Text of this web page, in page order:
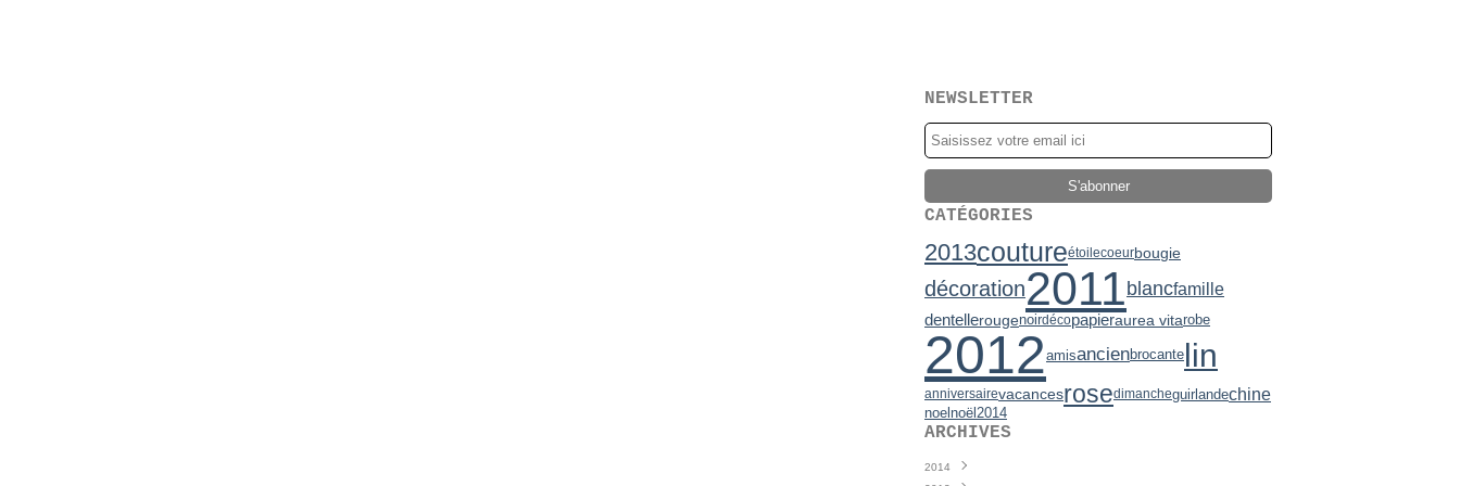
NEWSLETTER
CATÉGORIES
2013coutureétoilecoeurbougie
décoration2011 blancfamille
dentellerougenoirdécopapieraurea vitarobe
2012amisancienbrocantelin
anniversairevacancesrosedimancheguirlandechine
noel noël 2014
ARCHIVES
2014